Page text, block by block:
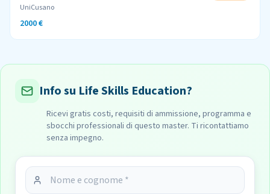
UniCusano
2000 €
Info su Life Skills Education?
Ricevi gratis costi, requisiti di ammissione, programma e
sbocchi professionali di questo master. Ti ricontattiamo
senza impegno.